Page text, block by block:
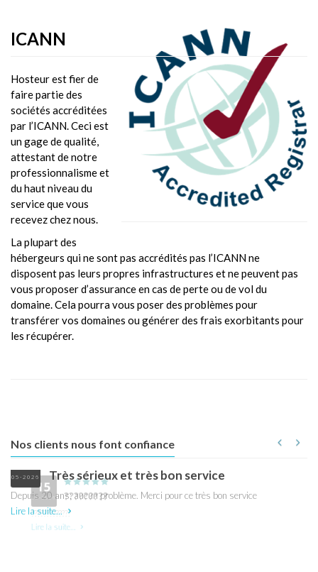
ICANN
Hosteur est fier de
faire partie des
sociétés accréditées
par l’ICANN. Ceci est
un gage de qualité,
attestant de notre
professionnalisme et
du haut niveau du
service que vous
recevez chez nous.
La plupart des
hébergeurs qui ne sont pas accrédités pas l’ICANN ne
disposent pas leurs propres infrastructures et ne peuvent pas
vous proposer d’assurance en cas de perte ou de vol du
domaine. Cela pourra vous poser des problèmes pour
transférer vos domaines ou générer des frais exorbitants pour
les récupérer.
Nos clients nous font confiance
05
05-2026 Très sérieux et très bon service
Depuis 20 ans; aucun problème. Merci pour ce très bon service
Lire la suite...